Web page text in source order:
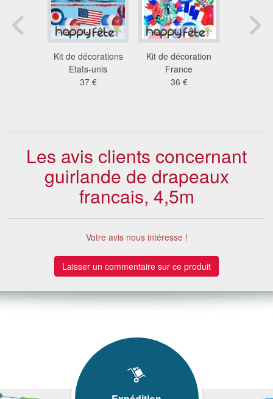
Kit de décorations
Etats-unis
37 €
Kit de décoration
France
36 €
Les avis clients concernant
guirlande de drapeaux
francais, 4,5m
Votre avis nous intéresse !
Laisser un commentaire sur ce produit